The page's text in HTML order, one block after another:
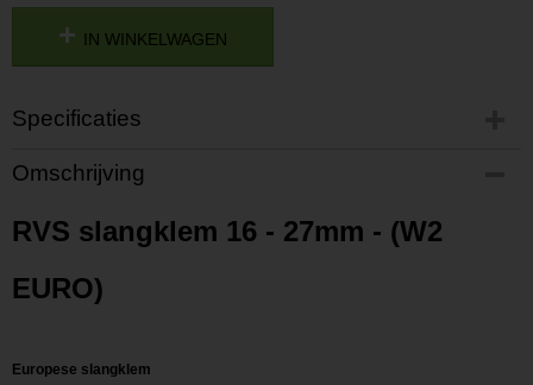
IN WINKELWAGEN
Specificaties
Productcode
P201611291945
L201611291945
Omschrijving
RVS slangklem 16 - 27mm - (W2
EURO)
Europese slangklem